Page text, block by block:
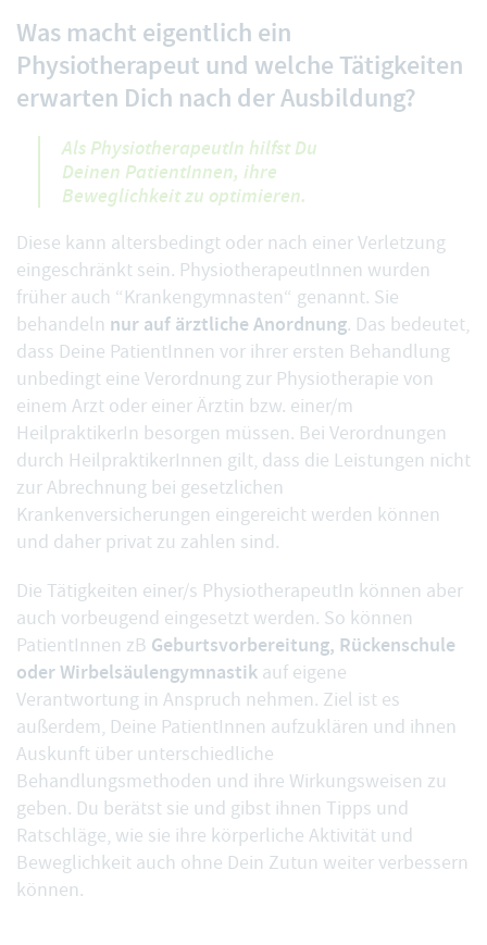
Was macht eigentlich ein
Physiotherapeut und welche Tätigkeiten
erwarten Dich nach der Ausbildung?
Als PhysiotherapeutIn hilfst Du
Deinen PatientInnen, ihre
Beweglichkeit zu optimieren.
Diese kann altersbedingt oder nach einer Verletzung
eingeschränkt sein. PhysiotherapeutInnen wurden
früher auch “Krankengymnasten“ genannt. Sie
behandeln nur auf ärztliche Anordnung. Das bedeutet,
dass Deine PatientInnen vor ihrer ersten Behandlung
unbedingt eine Verordnung zur Physiotherapie von
einem Arzt oder einer Ärztin bzw. einer/m
HeilpraktikerIn besorgen müssen. Bei Verordnungen
durch HeilpraktikerInnen gilt, dass die Leistungen nicht
zur Abrechnung bei gesetzlichen
Krankenversicherungen eingereicht werden können
und daher privat zu zahlen sind.
Die Tätigkeiten einer/s PhysiotherapeutIn können aber
auch vorbeugend eingesetzt werden. So können
PatientInnen zB Geburtsvorbereitung, Rückenschule
oder Wirbelsäulengymnastik auf eigene
Verantwortung in Anspruch nehmen. Ziel ist es
außerdem, Deine PatientInnen aufzuklären und ihnen
Auskunft über unterschiedliche
Behandlungsmethoden und ihre Wirkungsweisen zu
geben. Du berätst sie und gibst ihnen Tipps und
Ratschläge, wie sie ihre körperliche Aktivität und
Beweglichkeit auch ohne Dein Zutun weiter verbessern
können.